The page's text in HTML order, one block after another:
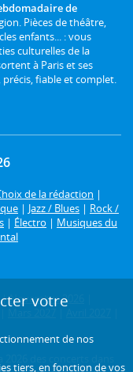
de
Pièces de théâtre,
enfants... : vous
culturelles de la
à Paris et ses
fiable et complet.
de la rédaction |
| Jazz / Blues | Rock /
| Électro | Musiques du
|Novembre 2026
des concerts dans
votre
de nos
tiers, en fonction devos